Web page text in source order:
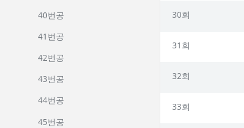
40번공
41번공
42번공
43번공
44번공
45번공
30회
31회
32회
33회